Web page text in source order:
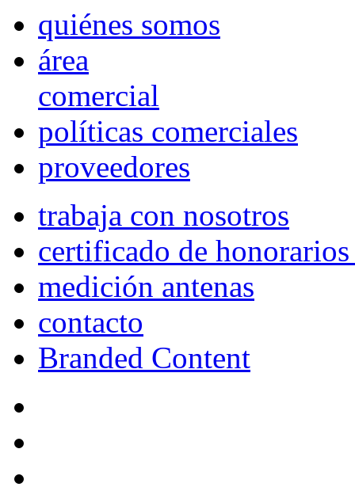
quiénes somos
área
comercial
políticas comerciales
proveedores
trabaja con nosotros
certificado de
medición antenas
contacto
Branded Content